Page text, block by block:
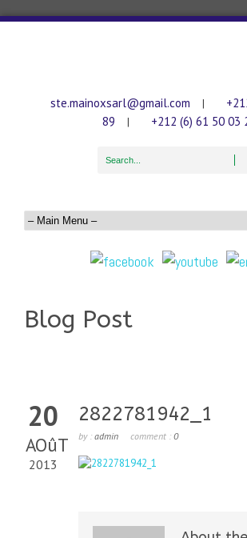
ste.mainoxsarl@gmail.com |
89
| +212 (6) 61 50 03
Blog Post
20
AOûT
2013
2822781942_1
by : admin comment : 0